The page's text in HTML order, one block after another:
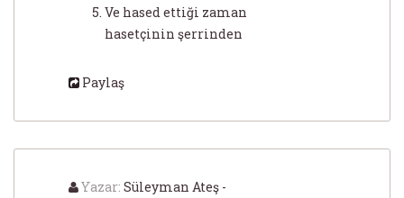
Ve hased ettiği zaman
hasetçinin şerrinden
Paylaş
Yazar: Süleyman Ateş -